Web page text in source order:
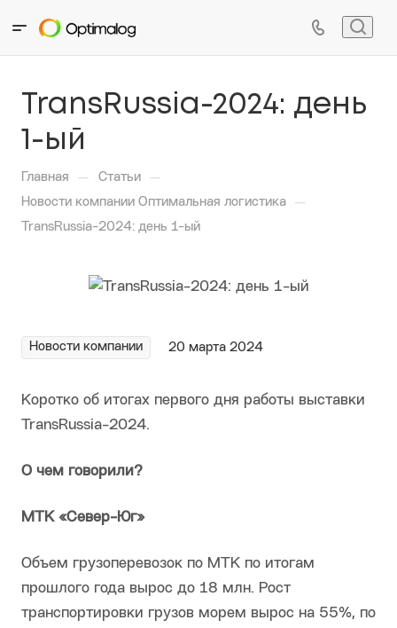
TransRussia-2024: день
1-ый
Главная — Статьи —
Новости компании Оптимальная логистика —
TransRussia-2024: день 1-ый
Новости компании 20 марта 2024
Коротко об итогах первого дня работы выставки
TransRussia-2024.
О чем говорили?
МТК «Север-Юг»
Объем грузоперевозок по МТК по итогам
прошлого года вырос до 18 млн. Рост
транспортировки грузов морем вырос на 55%, по